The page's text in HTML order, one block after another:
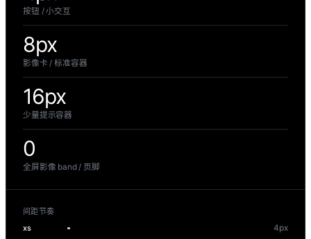
按钮 / 小交互
8px
影像卡 / 标准容器
16px
少量提示容器
0
全屏影像 band / 页脚
间距节奏
xs
4px